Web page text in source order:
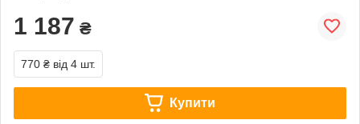
1 187 ₴
770 ₴ від 4 шт.
Купити